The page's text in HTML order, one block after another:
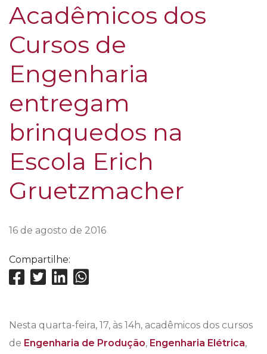
Acadêmicos dos
Cursos de
Engenharia
entregam
brinquedos na
Escola Erich
Gruetzmacher
16 de agosto de 2016
Compartilhe:
Nesta quarta-feira, 17, às 14h, acadêmicos dos cursos
de Engenharia de Produção, Engenharia Elétrica,